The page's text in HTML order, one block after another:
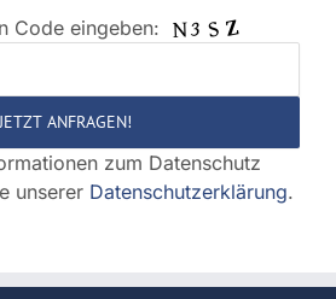
Code eingeben:
zum Datenschutz
unserer Datenschutzerklärung.